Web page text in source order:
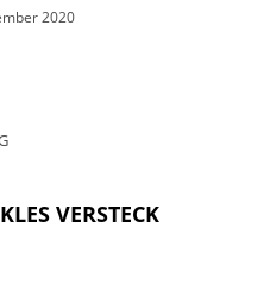
2020
VERSTECK